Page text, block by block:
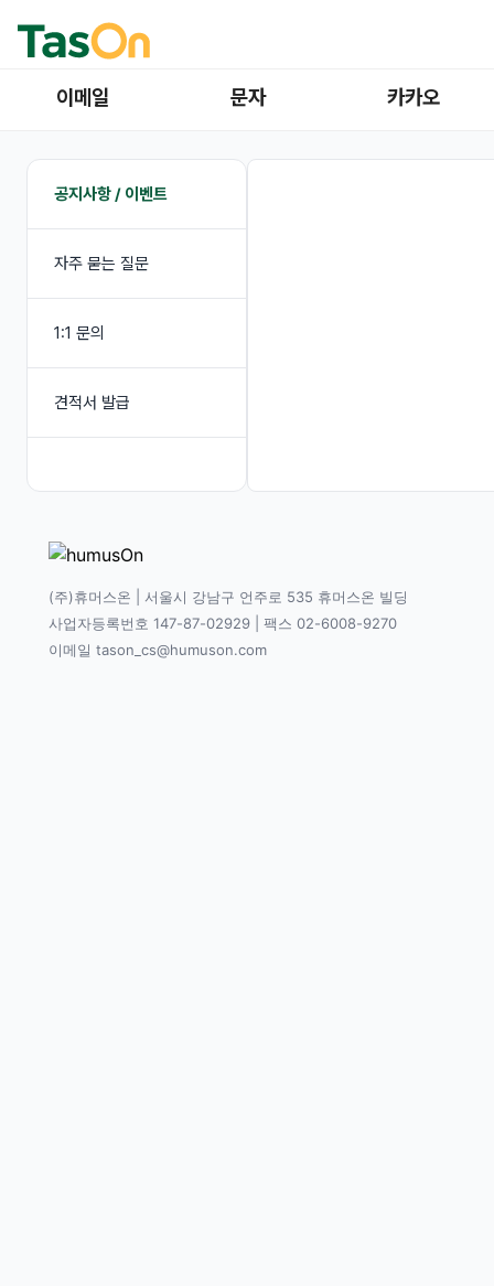
이메일 문자 카카오
공지사항 / 이벤트
자주 묻는 질문
1:1 문의
견적서 발급
(주)휴머스온 | 서울시 강남구 언주로 535 휴머스온 빌딩
사업자등록번호 147-87-02929 | 팩스 02-6008-9270
이메일 tason_cs@humuson.com